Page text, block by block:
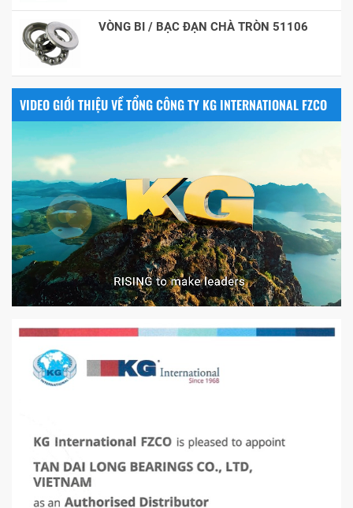
VÒNG BI / BẠC ĐẠN CHÀ TRÒN 51106
VIDEO GIỚI THIỆU VỀ TỔNG CÔNG TY KG INTERNATIONAL FZCO